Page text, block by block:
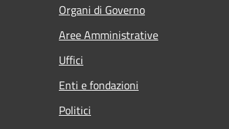
Organi di Governo
Aree Amministrative
Uffici
Enti e fondazioni
Politici